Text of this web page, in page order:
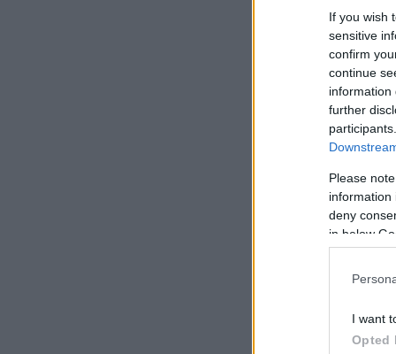
If you wish
sensitive
confirm
continue
information
further
Please
information
deny
in below
I want
Opted